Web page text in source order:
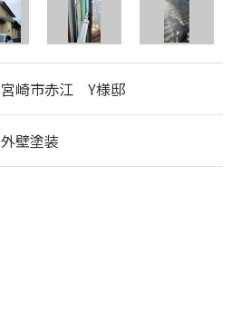
宮崎市赤江 Y様邸
外壁塗装